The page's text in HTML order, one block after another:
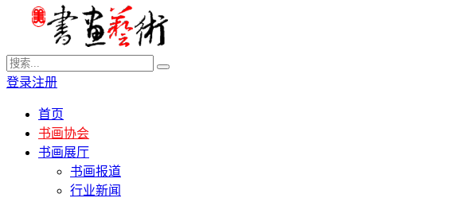
登录注册
首页
书画协会
书画展厅
书画报道
行业新闻